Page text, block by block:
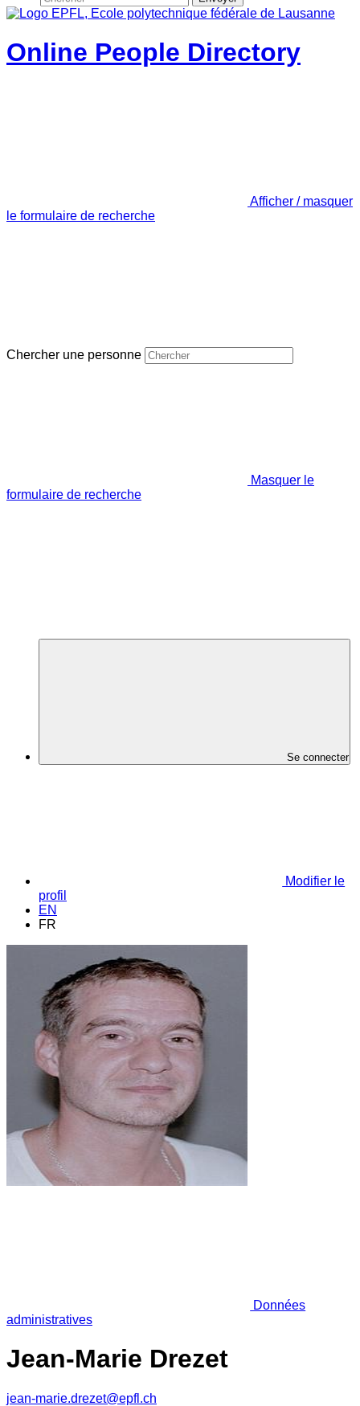
Online People Directory
Afficher / masquer
le formulaire de recherche
Chercher une personne
Masquer le
formulaire de recherche
Se connecter
Modifier le
profil
EN
FR
Données
administratives
Jean-Marie Drezet
jean-marie.drezet@epfl.ch